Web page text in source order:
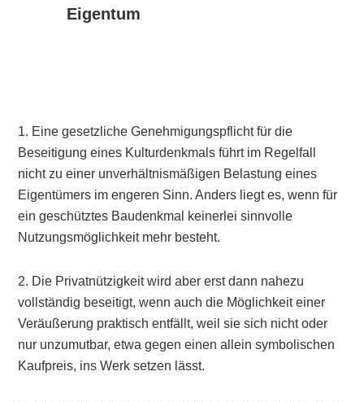
Eigentum
1. Eine gesetzliche Genehmigungspflicht für die
Beseitigung eines Kulturdenkmals führt im Regelfall
nicht zu einer unverhältnismäßigen Belastung eines
Eigentümers im engeren Sinn. Anders liegt es, wenn für
ein geschütztes Baudenkmal keinerlei sinnvolle
Nutzungsmöglichkeit mehr besteht.
2. Die Privatnützigkeit wird aber erst dann nahezu
vollständig beseitigt, wenn auch die Möglichkeit einer
Veräußerung praktisch entfällt, weil sie sich nicht oder
nur unzumutbar, etwa gegen einen allein symbolischen
Kaufpreis, ins Werk setzen lässt.